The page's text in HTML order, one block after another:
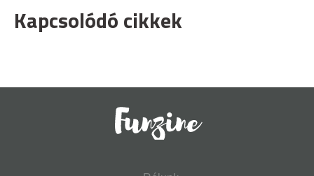
Kapcsolódó cikkek